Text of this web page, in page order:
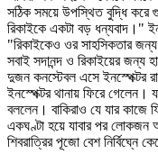
সঠিক সময়ে উপস্থিত বুদ্ধি করে
রিকাইকে একটা বড় ধন্যবাদ।"
"রিকাইকেও ওর সাহসিকতার
সবাই সদানন্দ ও রিকাইয়ের জন্য
দুজন কনস্টেবল এসে ইনস্পেক্টর
ইনস্পেক্টর থানায় ফিরে গেলেন।
বললেন। বাকিরাও যে যার কাজে
একঘণ্টা হয়ে যাবার পর লোকজন
শিবরাত্রির পূজো বেশ নির্বিঘ্নে